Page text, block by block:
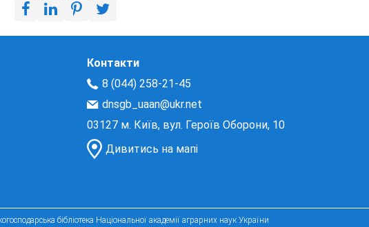
Контакти
8 (044) 258-21-45
dnsgb_uaan@ukr.net
03127 м. Київ, вул. Героїв Оборони, 10
Дивитись на мапі
бібліотека Національної академії аграрних наук України